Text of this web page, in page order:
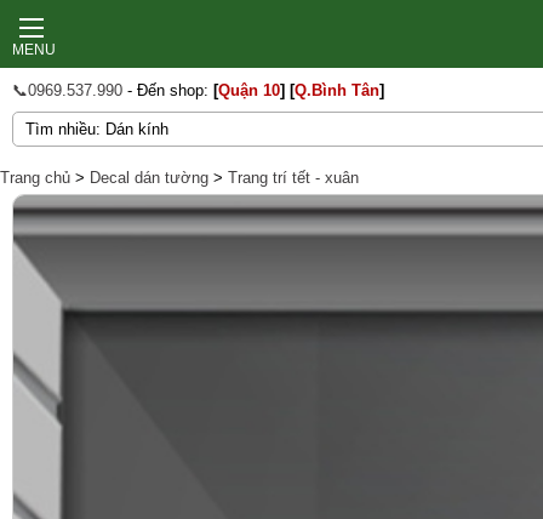
MENU
📞0969.537.990 - Đến shop: [Quận 10] [Q.Bình Tân]
Trang chủ > Decal dán tường > Trang trí tết - xuân